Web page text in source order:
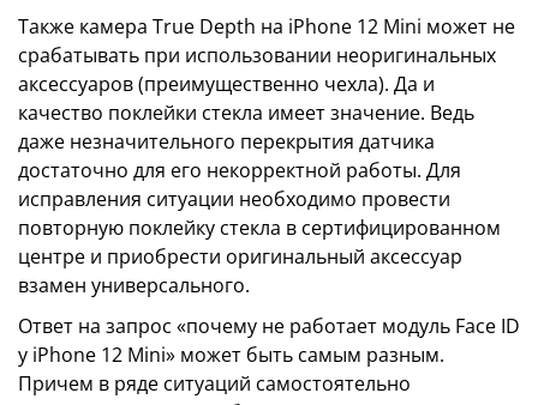
Также камера True Depth на iPhone 12 Mini может не
срабатывать при использовании неоригинальных
аксессуаров (преимущественно чехла). Да и
качество поклейки стекла имеет значение. Ведь
даже незначительного перекрытия датчика
достаточно для его некорректной работы. Для
исправления ситуации необходимо провести
повторную поклейку стекла в сертифицированном
центре и приобрести оригинальный аксессуар
взамен универсального.
Ответ на запрос «почему не работает модуль Face ID
у iPhone 12 Mini» может быть самым разным.
Причем в ряде ситуаций самостоятельно